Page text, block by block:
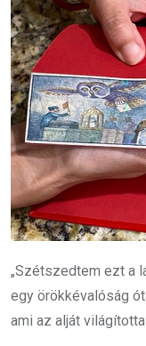
„Szétszedtem ezt a
egy örökkévalóság
ami az alját